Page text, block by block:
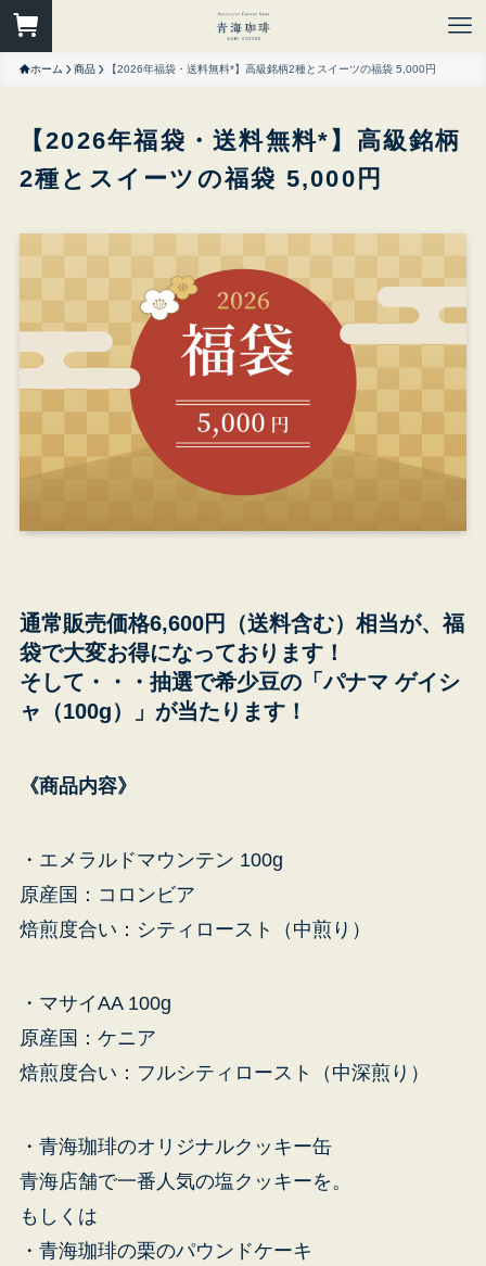
ホーム 商品 【2026年福袋・送料無料*】高級銘柄2種とスイーツの福袋 5,000円
【2026年福袋・送料無料*】高級銘柄
2種とスイーツの福袋 5,000円
通常販売価格6,600円（送料含む）相当が、福
袋で大変お得になっております！
そして・・・抽選で希少豆の「パナマ ゲイシ
ャ（100g）」が当たります！
《商品内容》
・エメラルドマウンテン 100g
原産国：コロンビア
焙煎度合い：シティロースト（中煎り）
・マサイAA 100g
原産国：ケニア
焙煎度合い：フルシティロースト（中深煎り）
・青海珈琲のオリジナルクッキー缶
青海店舗で一番人気の塩クッキーを。
もしくは
・青海珈琲の栗のパウンドケーキ